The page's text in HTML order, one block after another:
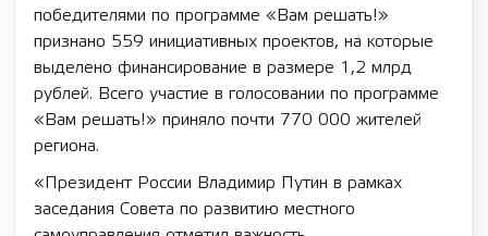
победителями по программе «Вам решать!»
признано 559 инициативных проектов, на которые
выделено финансирование в размере 1,2 млрд
рублей. Всего участие в голосовании по программе
«Вам решать!» приняло почти 770 000 жителей
региона.
«Президент России Владимир Путин в рамках
заседания Совета по развитию местного